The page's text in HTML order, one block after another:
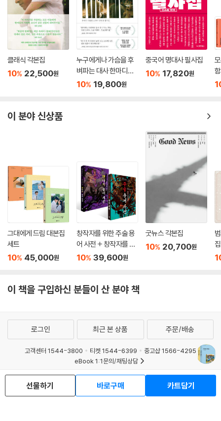
클래식 각본집
10% 22,500원
누구에게나 가슴을 후
벼파는 대사 한마디가
있다
10% 19,800원
중국어 명대사 필사집
10% 17,820원
이 분야 신상품
그대에게 드림 대본집
세트
10% 45,000원
창작자를 위한 주술 용
어 사전 + 창작자를 위
한 판타지 용어 사전 세
10% 39,600원
굿뉴스 각본집
10% 20,700원
집
이 책을 구입하신 분들이 산 분야 책
선물하기 바로구매 카트담기
로그인 최근 본 상품 주문/배송
고객센터 1544-3800 티켓 1544-6399
중고샵 1566-4295
eBook 1:1문의/채팅상담
예스이십사(주) 사업자 정보
이용약관
개인정보처리방침
청소년보호정책